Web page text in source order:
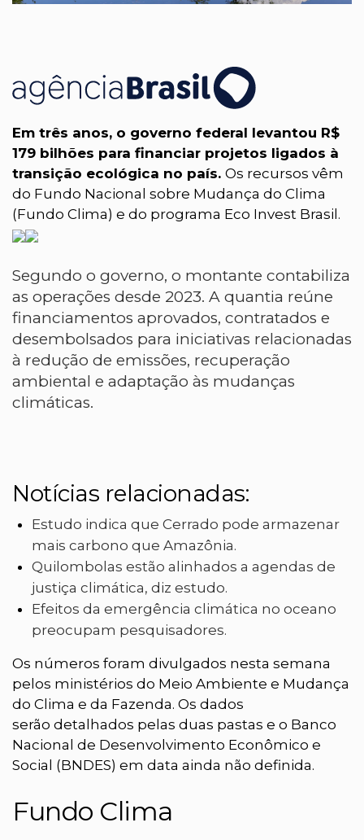
Em três anos, o governo federal levantou R$
179 bilhões para financiar projetos ligados à
transição ecológica no país. Os recursos vêm
do Fundo Nacional sobre Mudança do Clima
(Fundo Clima) e do programa Eco Invest Brasil.
Segundo o governo, o montante contabiliza
as operações desde 2023. A quantia reúne
financiamentos aprovados, contratados e
desembolsados para iniciativas relacionadas
à redução de emissões, recuperação
ambiental e adaptação às mudanças
climáticas.
Notícias relacionadas:
Estudo indica que Cerrado pode armazenar
mais carbono que Amazônia.
Quilombolas estão alinhados a agendas de
justiça climática, diz estudo.
Efeitos da emergência climática no oceano
preocupam pesquisadores.
Os números foram divulgados nesta semana
pelos ministérios do Meio Ambiente e Mudança
do Clima e da Fazenda. Os dados
serão detalhados pelas duas pastas e o Banco
Nacional de Desenvolvimento Econômico e
Social (BNDES) em data ainda não definida.
Fundo Clima